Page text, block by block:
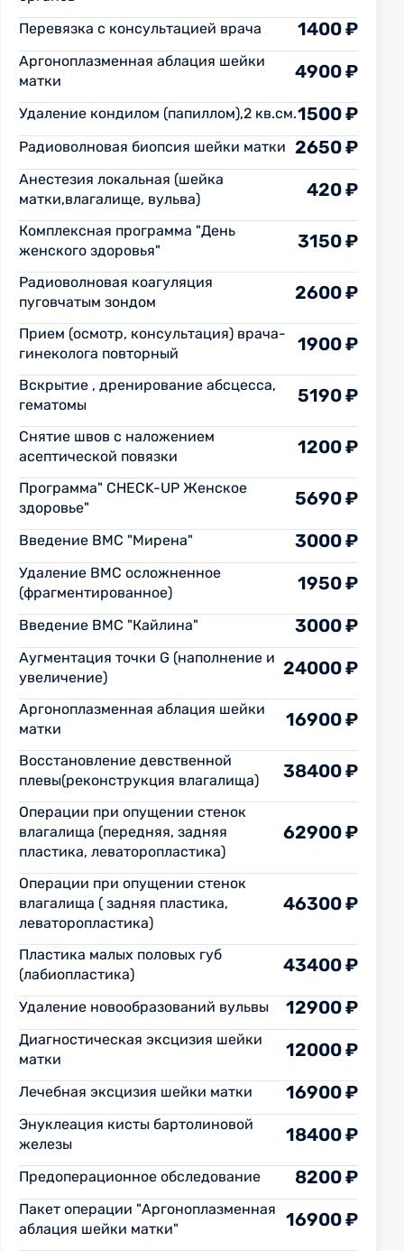
Перевязка с консультацией врача
1400 ₽
Аргоноплазменная аблация шейки
матки
4900 ₽
Удаление кондилом (папиллом),2 кв.см.1500 ₽
Радиоволновая биопсия шейки матки 2650 ₽
Анестезия локальная (шейка
матки,влагалище, вульва)
420 ₽
Комплексная программа "День
женского здоровья"
3150 ₽
Радиоволновая коагуляция
пуговчатым зондом
2600 ₽
Прием (осмотр, консультация) врача-
гинеколога повторный
1900 ₽
Вскрытие , дренирование абсцесса,
гематомы
5190 ₽
Снятие швов с наложением
асептической повязки
1200 ₽
Программа" CHECK-UP Женское
здоровье"
5690 ₽
Введение ВМС "Мирена" 3000 ₽
Удаление ВМС осложненное
(фрагментированное)
1950 ₽
Введение ВМС "Кайлина" 3000 ₽
Аугментация точки G (наполнение и
увеличение)
24000 ₽
Аргоноплазменная аблация шейки
матки
16900 ₽
Восстановление девственной
плевы(реконструкция влагалища)
38400 ₽
Операции при опущении стенок
влагалища (передняя, задняя
пластика, леваторопластика)
62900 ₽
Операции при опущении стенок
влагалища ( задняя пластика,
леваторопластика)
46300 ₽
Пластика малых половых губ
(лабиопластика)
43400 ₽
Удаление новообразований вульвы 12900 ₽
Диагностическая эксцизия шейки
матки
12000 ₽
Лечебная эксцизия шейки матки 16900 ₽
Энуклеация кисты бартолиновой
железы
18400 ₽
Предоперационное обследование 8200 ₽
Пакет операции "Аргоноплазменная
аблация шейки матки"
16900 ₽